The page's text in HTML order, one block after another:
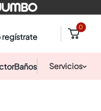
regístrate
0
Baños Servicios